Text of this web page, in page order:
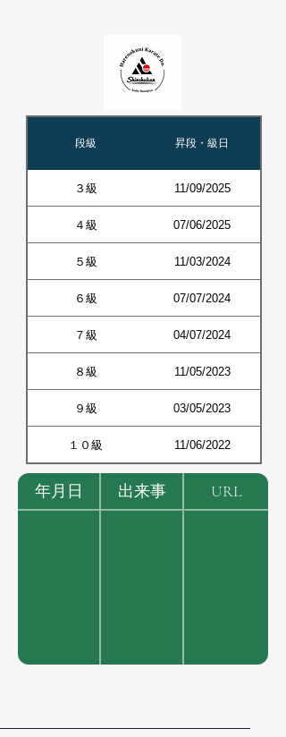
段級 昇段・級日
３級 11/09/2025
４級 07/06/2025
５級 11/03/2024
６級 07/07/2024
７級 04/07/2024
８級 11/05/2023
９級 03/05/2023
１０級 11/06/2022
年月日 出来事 URL